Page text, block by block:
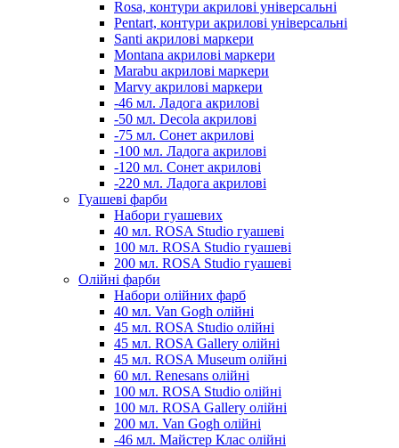
Rosa, контури акрилові універсальні
Pentart, контури акрилові універсальні
Santi акрилові маркери
Montana акрилові маркери
Marabu акрилові маркери
Marvy акрилові маркери
-46 мл. Ладога акрилові
-50 мл. Decola акрилові
-75 мл. Сонет акрилові
-100 мл. Ладога акрилові
-120 мл. Сонет акрилові
-220 мл. Ладога акрилові
Гуашеві фарби
Набори гуашевих
40 мл. ROSA Studio гуашеві
100 мл. ROSA Studio гуашеві
200 мл. ROSA Studio гуашеві
Олійні фарби
Набори олійних фарб
40 мл. Van Gogh олійні
45 мл. ROSA Studio олійні
45 мл. ROSA Gallery олійні
45 мл. ROSA Museum олійні
60 мл. Renesans олійні
100 мл. ROSA Studio олійні
100 мл. ROSA Gallery олійні
200 мл. Van Gogh олійні
-46 мл. Майстер Клас олійні